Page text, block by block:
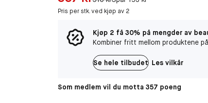
Pris per stk. ved kjøp av 2
Kjøp 2 få 30% på mengder av
Kombiner fritt mellom produktene
Se hele tilbudet Les vilkår
Som medlem vil du motta 357 poeng